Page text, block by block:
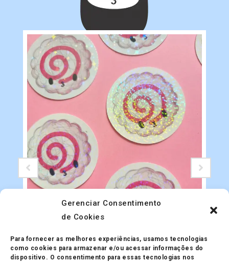
Gerenciar Consentimento
de Cookies
Para fornecer as melhores experiências, usamos tecnologias
como cookies para armazenar e/ou acessar informações do
dispositivo. O consentimento para essas tecnologias nos
Adesivos
Adesivo Holográfico Naruto
R$5.00